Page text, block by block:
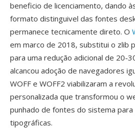
beneficio de licenciamento, dando
formato distinguivel das fontes
permanece tecnicamente direto. O
em marco de 2018, substitui o zlib
para uma redução adicional de 20-
alcancou adoção de navegadores
WOFF e WOFF2 viabilizaram a
personalizada que transformou o
punhado de fontes do sistema
tipográficas.